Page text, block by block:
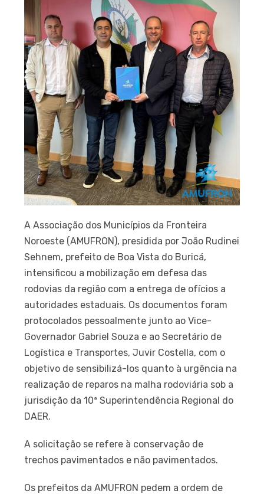
A Associação dos Municípios da Fronteira
Noroeste (AMUFRON), presidida por João Rudinei
Sehnem, prefeito de Boa Vista do Buricá,
intensificou a mobilização em defesa das
rodovias da região com a entrega de ofícios a
autoridades estaduais. Os documentos foram
protocolados pessoalmente junto ao Vice-
Governador Gabriel Souza e ao Secretário de
Logística e Transportes, Juvir Costella, com o
objetivo de sensibilizá-los quanto à urgência na
realização de reparos na malha rodoviária sob a
jurisdição da 10ª Superintendência Regional do
DAER.
A solicitação se refere à conservação de
trechos pavimentados e não pavimentados.
Os prefeitos da AMUFRON pedem a ordem de